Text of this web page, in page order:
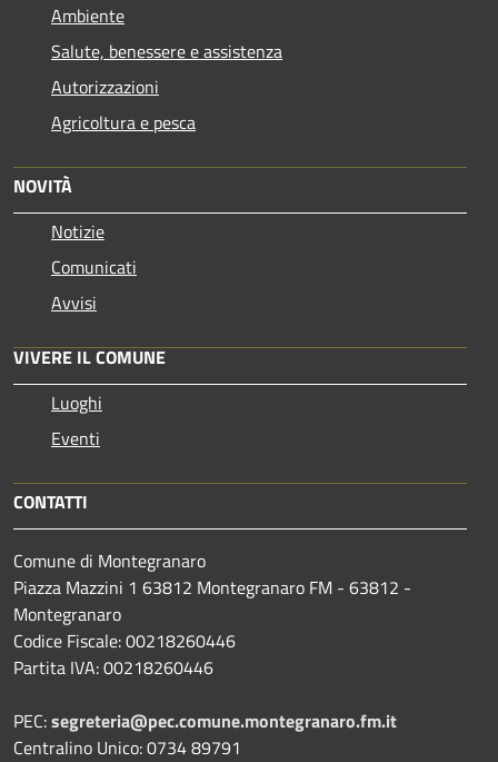
Ambiente
Salute, benessere e assistenza
Autorizzazioni
Agricoltura e pesca
NOVITÀ
Notizie
Comunicati
Avvisi
VIVERE IL COMUNE
Luoghi
Eventi
CONTATTI
Comune di Montegranaro
Piazza Mazzini 1 63812 Montegranaro FM - 63812 -
Montegranaro
Codice Fiscale: 00218260446
Partita IVA: 00218260446
PEC:segreteria@pec.comune.montegranaro.fm.it
Centralino Unico: 0734 89791